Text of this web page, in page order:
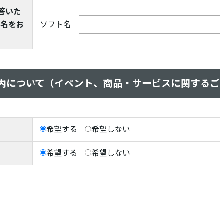
いた
をお
ソフト名
について（イベント、商品・サービスに関するご
希望する 希望しない
希望する 希望しない